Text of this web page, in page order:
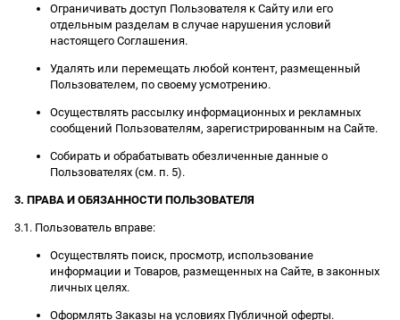
Ограничивать доступ Пользователя к Сайту или его
отдельным разделам в случае нарушения условий
настоящего Соглашения.
Удалять или перемещать любой контент, размещенный
Пользователем, по своему усмотрению.
Осуществлять рассылку информационных и рекламных
сообщений Пользователям, зарегистрированным на Сайте.
Собирать и обрабатывать обезличенные данные о
Пользователях (см. п. 5).
3. ПРАВА И ОБЯЗАННОСТИ ПОЛЬЗОВАТЕЛЯ
3.1. Пользователь вправе:
Осуществлять поиск, просмотр, использование
информации и Товаров, размещенных на Сайте, в законных
личных целях.
Оформлять Заказы на условиях Публичной оферты.